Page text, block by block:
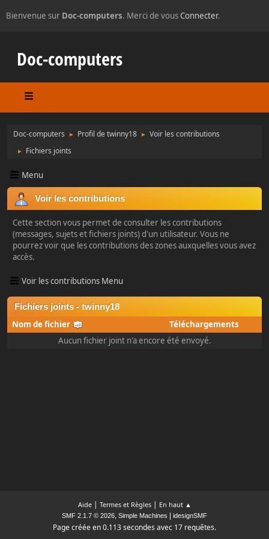
Bienvenue sur Doc-computers. Merci de vousConnecter.
Doc-computers
Doc-computers ► Profil de twinny18 ► Voir les contributions
► Fichiers joints
Menu
Voir les contributions
Cette section vous permet de consulter les contributions
(messages, sujets et fichiers joints) d'un utilisateur. Vous ne
pourrez voir que les contributions des zones auxquelles vous avez
accès.
Voir les contributions Menu
Fichiers joints - twinny18
Nom de fichier
Téléchargements
Aucun fichier joint n'a encore été envoyé.
Aide| Termes et Règles| En haut ▲
SMF 2.1.7 © 2026, Simple Machines idesignSMF
Page créée en 0.113 secondes avec 17 requêtes.